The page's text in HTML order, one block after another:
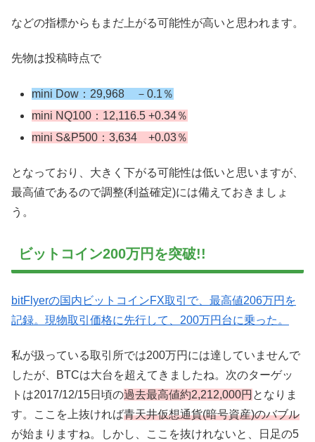
などの指標からもまだ上がる可能性が高いと思われます。
先物は投稿時点で
mini Dow：29,968 －0.1％
mini NQ100：12,116.5 +0.34％
mini S&P500：3,634 +0.03％
となっており、大きく下がる可能性は低いと思いますが、
最高値であるので調整(利益確定)には備えておきましょ
う。
ビットコイン200万円を突破!!
bitFlyerの国内ビットコインFX取引で、最高値206万円を
記録。現物取引価格に先行して、200万円台に乗った。
私が扱っている取引所では200万円には達していませんで
したが、BTCは大台を超えてきましたね。次のターゲッ
トは2017/12/15日頃の過去最高値約2,212,000円 となりま
す。ここを上抜ければ青天井仮想通貨(暗号資産)のバブル
が始まりますね。しかし、ここを抜けれないと、日足の5